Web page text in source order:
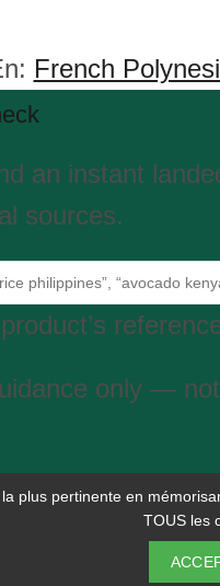
plus pertinente en
TOUS les
French
an instant
sources.
only —
Politique de